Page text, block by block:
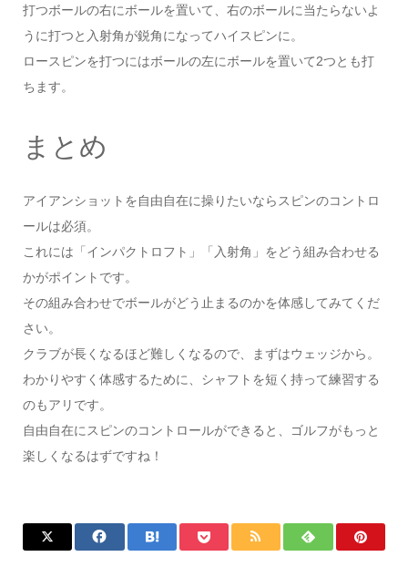
打つボールの右にボールを置いて、右のボールに当たらないよ
うに打つと入射角が鋭角になってハイスピンに。
ロースピンを打つにはボールの左にボールを置いて2つとも打
ちます。
まとめ
アイアンショットを自由自在に操りたいならスピンのコントロ
ールは必須。
これには「インパクトロフト」「入射角」をどう組み合わせる
かがポイントです。
その組み合わせでボールがどう止まるのかを体感してみてくだ
さい。
クラブが長くなるほど難しくなるので、まずはウェッジから。
わかりやすく体感するために、シャフトを短く持って練習する
のもアリです。
自由自在にスピンのコントロールができると、ゴルフがもっと
楽しくなるはずですね！